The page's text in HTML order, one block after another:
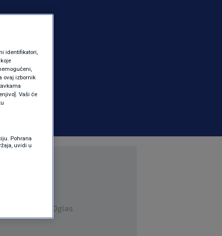
Oglas
identifikatori,
ovaj izbornik
Vaši će
Pohrana
uvidi u